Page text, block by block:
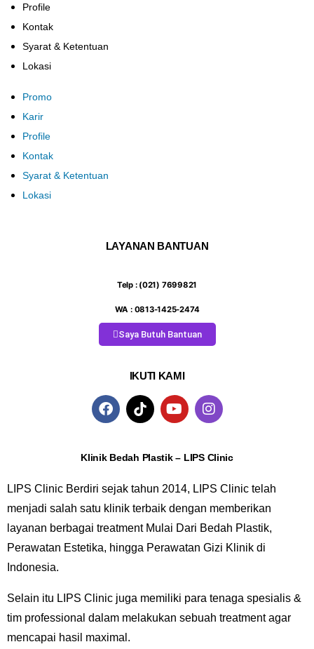
Profile
Kontak
Syarat & Ketentuan
Lokasi
Promo
Karir
Profile
Kontak
Syarat & Ketentuan
Lokasi
LAYANAN BANTUAN
Telp : (021) 7699821
WA : 0813-1425-2474
Saya Butuh Bantuan
IKUTI KAMI
Klinik Bedah Plastik – LIPS Clinic
LIPS Clinic Berdiri sejak tahun 2014, LIPS Clinic telah
menjadi salah satu klinik terbaik dengan memberikan
layanan berbagai treatment Mulai Dari Bedah Plastik,
Perawatan Estetika, hingga Perawatan Gizi Klinik di
Indonesia.
Selain itu LIPS Clinic juga memiliki para tenaga spesialis &
tim professional dalam melakukan sebuah treatment agar
mencapai hasil maximal.